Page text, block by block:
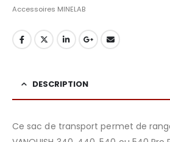
Accessoires MINELAB
DESCRIPTION
Ce sac de transport permet de